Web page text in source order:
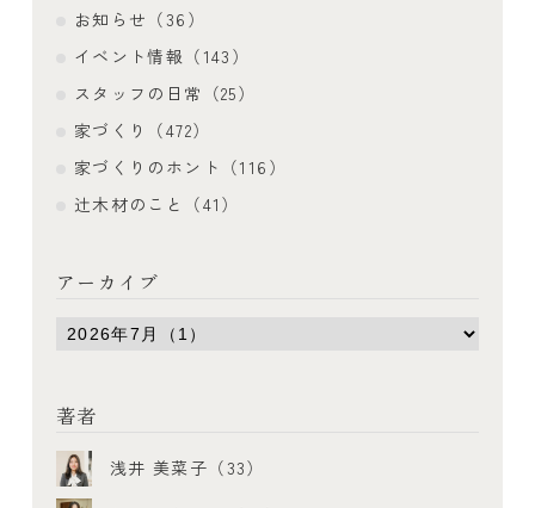
お知らせ（36）
イベント情報（143）
スタッフの日常（25）
家づくり（472）
家づくりのホント（116）
辻木材のこと（41）
アーカイブ
著者
浅井 美菜子（33）